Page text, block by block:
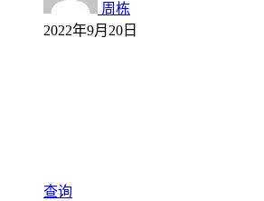
周栋
2022年9月20日
查询